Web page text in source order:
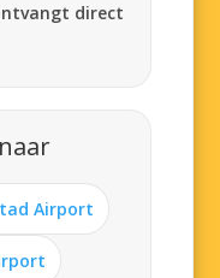
direct
Airport